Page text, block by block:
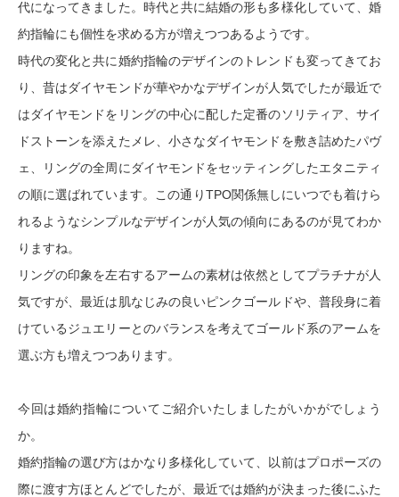
代になってきました。時代と共に結婚の形も多様化していて、婚
約指輪にも個性を求める方が増えつつあるようです。
時代の変化と共に婚約指輪のデザインのトレンドも変ってきてお
り、昔はダイヤモンドが華やかなデザインが人気でしたが最近で
はダイヤモンドをリングの中心に配した定番のソリティア、サイ
ドストーンを添えたメレ、小さなダイヤモンドを敷き詰めたパヴ
ェ、リングの全周にダイヤモンドをセッティングしたエタニティ
の順に選ばれています。この通りTPO関係無しにいつでも着けら
れるようなシンプルなデザインが人気の傾向にあるのが見てわか
りますね。
リングの印象を左右するアームの素材は依然としてプラチナが人
気ですが、最近は肌なじみの良いピンクゴールドや、普段身に着
けているジュエリーとのバランスを考えてゴールド系のアームを
選ぶ方も増えつつあります。
今回は婚約指輪についてご紹介いたしましたがいかがでしょう
か。
婚約指輪の選び方はかなり多様化していて、以前はプロポーズの
際に渡す方ほとんどでしたが、最近では婚約が決まった後にふた